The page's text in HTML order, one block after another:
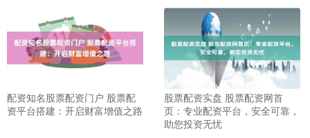
配资知名股票配资门户 股票配
资平台搭建：开启财富增值之路
股票配资实盘 股票配资网首
页：专业配资平台，安全可靠，
助您投资无忧